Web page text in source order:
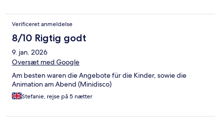
generelt snydt og fik ikke den valuta som vi havde set på
Hotels.com.
Verificeret anmeldelse
8/10 Rigtig godt
9. jan. 2026
Oversæt med Google
Am besten waren die Angebote für die Kinder, sowie die
Animation am Abend (Minidisco)
Stefanie, rejse på 5 nætter